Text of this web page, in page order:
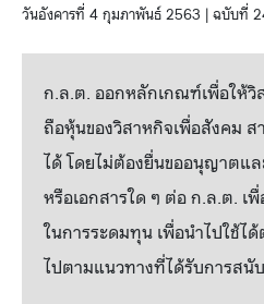
วันอังคารที่ 4 กุมภาพันธ์ 2563 | ฉบับที่
ก.ล.ต. ออกหลักเกณฑ์เพื่อให้วิ
ถือหุ้นของวิสาหกิจเพื่อสังคม
ได้ โดยไม่ต้องยื่นขออนุญาตแ
หรือเอกสารใด ๆ ต่อ ก.ล.ต.
ในการระดมทุน เพื่อนำไปใช้ไ
ไปตามแนวทางที่ได้รับการสนั